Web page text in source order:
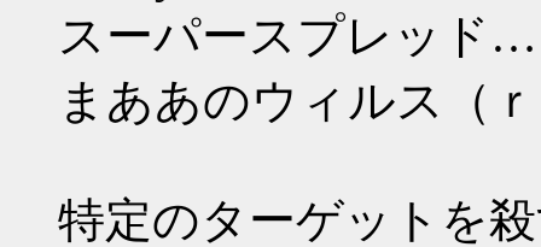
スーパースプレッド…
まああのウィルス（
特定のターゲットを